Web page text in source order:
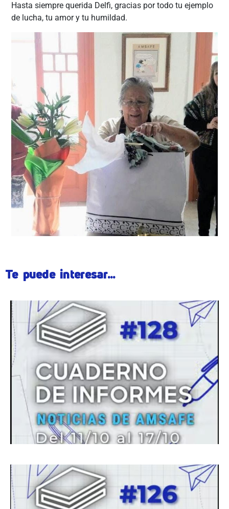
Hasta siempre querida Delfi, gracias por todo tu ejemplo
de lucha, tu amor y tu humildad.
Te puede interesar...